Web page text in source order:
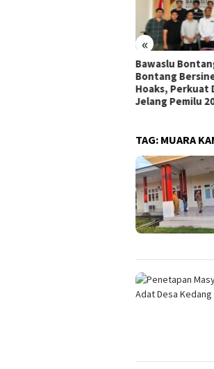
«
Bawaslu Bontang dan JMSI
Bontang Bersinergi Lawan
Hoaks, Perkuat Demokrasi
Jelang Pemilu 2029
TAG: MUARA